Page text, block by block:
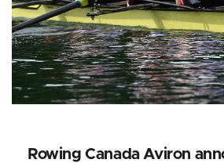
Rowing Canada Aviron